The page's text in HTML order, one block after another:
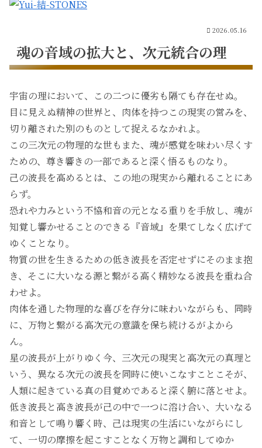
2026.05.16
魂の音域の拡大と、次元統合の理
宇宙の理において、この二つに優劣も隔ても存在せぬ。
目に見えぬ精神の世界と、肉体を持つこの現実の営みを、
切り離された別のものとして捉えるなかれよ。
この三次元の物理的な世もまた、魂が感覚を味わい尽くす
ための、尊き響きの一部であると深く悟るものなり。
己の波長を高めるとは、この地の現実から離れることにあ
らず。
恐れや力みという不協和音の元となる重りを手放し、魂が
知覚し響かせることのできる『音域』を果てしなく広げて
ゆくことなり。
物質の世を生きるための低き波長を否定せずにそのまま抱
き、そこに大いなる源と繋がる高く精妙なる波長を重ね合
わせよ。
肉体を通した物理的な喜びを存分に味わいながらも、同時
に、万物と繋がる高次元の意識を保ち続けるがよから
ん。
星の波長が上がりゆく今、三次元の現実と高次元の真理と
いう、異なる次元の波長を同時に使いこなすことこそが、
人類に起きている真の目覚めであると深く腑に落とせよ。
低き波長と高き波長が己の中で一つに溶け合い、大いなる
和音として鳴り響く時、己は現実の生活にいながらにし
て、一切の摩擦を起こすことなく万物と調和してゆか